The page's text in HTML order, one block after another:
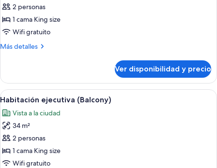
de
Habitación
ejecutiva,
cama
2 personas
1 cama King size
Wifi gratuito
Más detalles
Más
ejecutiva,
cama
size
Ver disponibilidad y precio
Ver
todas
las
fotos
de
Habitación
ejecutiva
Ropa de cama de alta calidad y caja
10
Habitación ejecutiva (Balcony)
Vista a la ciudad
34 m²
2 personas
1 cama King size
Wifi gratuito